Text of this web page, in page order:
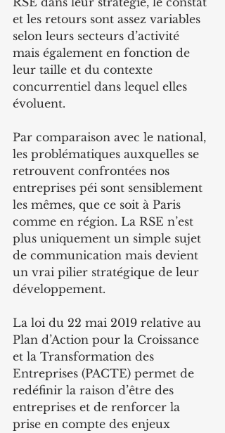
et les retours sont assez variables
selon leurs secteurs d’activité
mais également en fonction de
leur taille et du contexte
concurrentiel dans lequel elles
évoluent.
Par comparaison avec le national,
les problématiques auxquelles se
retrouvent confrontées nos
entreprises péi sont sensiblement
les mêmes, que ce soit à Paris
comme en région. La RSE n’est
plus uniquement un simple sujet
de communication mais devient
un vrai pilier stratégique de leur
développement.
La loi du 22 mai 2019 relative au
Plan d’Action pour la Croissance
et la Transformation des
Entreprises (PACTE) permet de
redéfinir la raison d’être des
entreprises et de renforcer la
prise en compte des enjeux